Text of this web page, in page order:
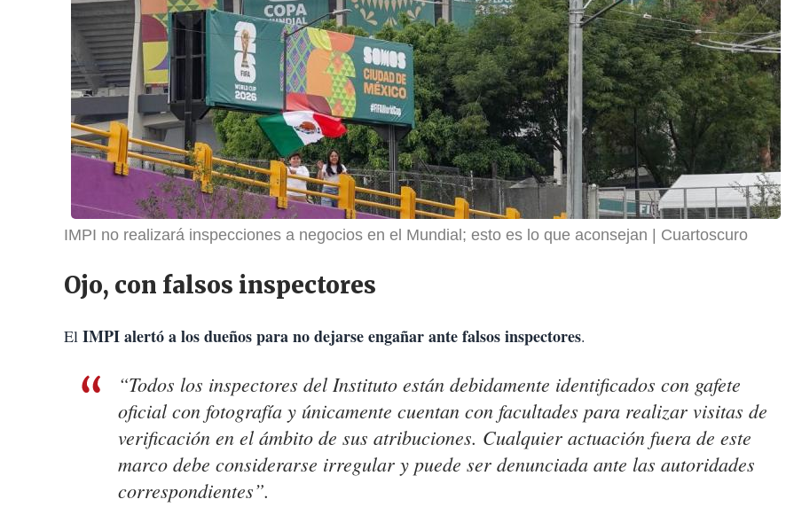
IMPI no realizará inspecciones a negocios en el Mundial; esto es lo que aconsejan Cuartoscuro
Ojo, con falsos inspectores
El IMPI alertó a los dueños para no dejarse engañar ante falsos inspectores.
“Todos los inspectores del Instituto están debidamente identificados con gafete
oficial con fotografía y únicamente cuentan con facultades para realizar visitas de
verificación en el ámbito de sus atribuciones. Cualquier actuación fuera de este
marco debe considerarse irregular y puede ser denunciada ante las autoridades
correspondientes”.